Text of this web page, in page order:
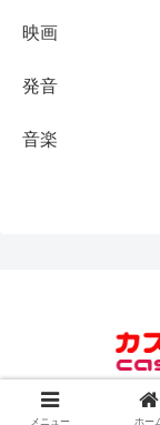
映画
発音
音楽
©
メニュー ホー